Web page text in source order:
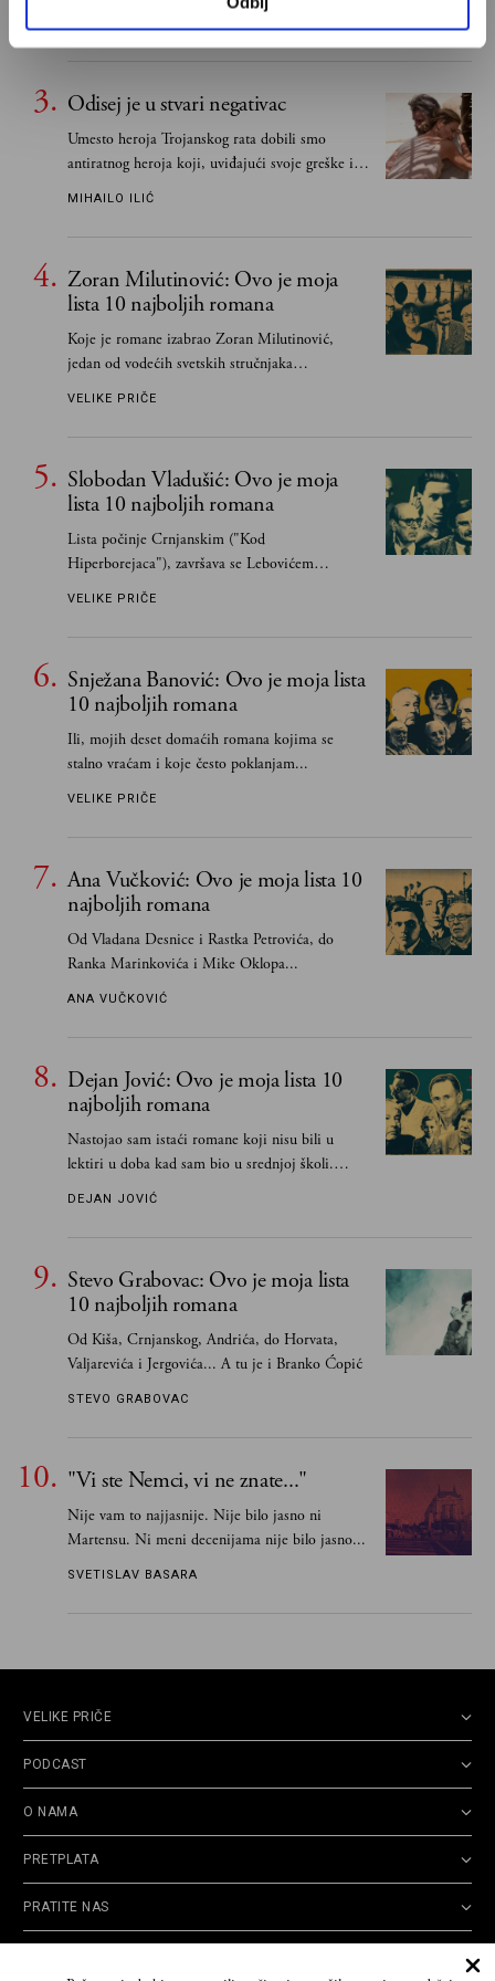
Odisej je u stvari negativac
Umesto heroja Trojanskog rata dobili smo
antiratnog heroja koji, uviđajući svoje greške i
učeći na njima, shvata da postoje stvari koje su
MIHAILO ILIĆ
Zoran Milutinović: Ovo je moja
lista 10 najboljih romana
Koje je romane izabrao Zoran Milutinović,
jedan od vodećih svetskih stručnjaka
južnoslovenske književnosti
VELIKE PRIČE
Slobodan Vladušić: Ovo je moja
lista 10 najboljih romana
Lista počinje Crnjanskim ("Kod
Hiperborejaca"), završava se Lebovićem
("Semper idem")...
VELIKE PRIČE
Snježana Banović: Ovo je moja lista
10 najboljih romana
Ili, mojih deset domaćih romana kojima se
stalno vraćam i koje često poklanjam...
VELIKE PRIČE
Ana Vučković: Ovo je moja lista 10
najboljih romana
Od Vladana Desnice i Rastka Petrovića, do
Ranka Marinkovića i Mike Oklopa...
ANA VUČKOVIĆ
Dejan Jović: Ovo je moja lista 10
najboljih romana
Nastojao sam istaći romane koji nisu bili u
lektiri u doba kad sam bio u srednjoj školi.
Smatrao sam da su "klasici" već dovoljno
DEJAN JOVIĆ
Stevo Grabovac: Ovo je moja lista
10 najboljih romana
Od Kiša, Crnjanskog, Andrića, do Horvata,
Valjarevića i Jergovića... A tu je i Branko Ćopić
STEVO GRABOVAC
"Vi ste Nemci, vi ne znate..."
Nije vam to najjasnije. Nije bilo jasno ni
Martensu. Ni meni decenijama nije bilo jasno...
SVETISLAV BASARA
VELIKE PRIČE
PODCAST
O NAMA
PRETPLATA
PRATITE NAS